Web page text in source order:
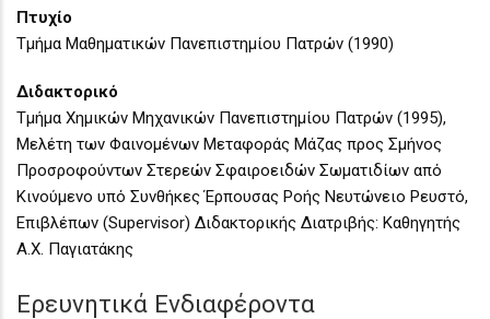
Πτυχίο
Τμήμα Μαθηματικών Πανεπιστημίου Πατρών (1990)
Διδακτορικό
Τμήμα Χημικών Μηχανικών Πανεπιστημίου Πατρών (1995),
Μελέτη των Φαινομένων Μεταφοράς Μάζας προς Σμήνος
Προσροφούντων Στερεών Σφαιροειδών Σωματιδίων από
Κινούμενο υπό Συνθήκες Έρπουσας Ροής Νευτώνειο Ρευστό,
Επιβλέπων (Supervisor) Διδακτορικής Διατριβής: Καθηγητής
Α.Χ. Παγιατάκης
Ερευνητικά Ενδιαφέροντα